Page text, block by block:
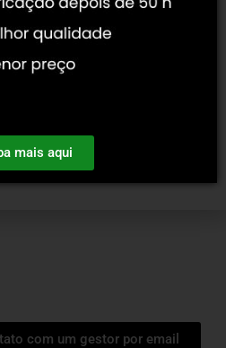
Alves (nosso diretor que
professores Teacher
sapiência desde a fonte de
de pilates da atualidade
decerto você poderá
geração direta desde Joseph
com um gestor por email
mais aqui